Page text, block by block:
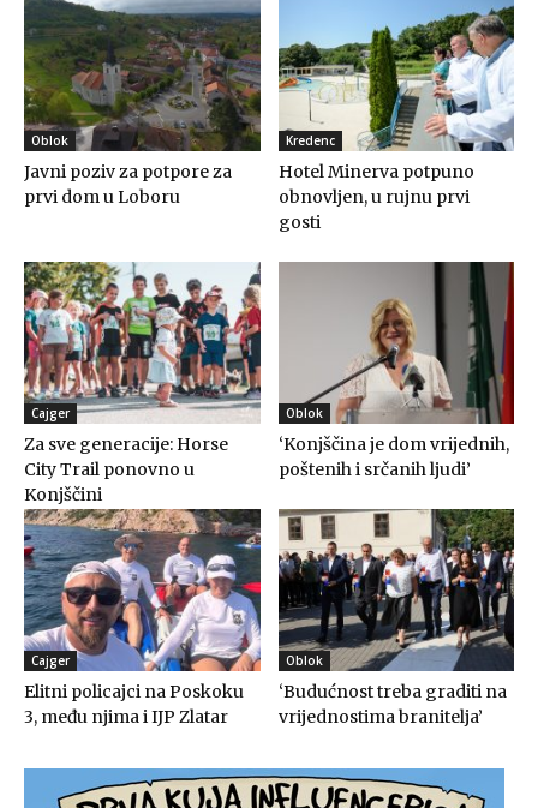
Oblok
Javni poziv za potpore za
prvi dom u Loboru
Kredenc
Hotel Minerva potpuno
obnovljen, u rujnu prvi
gosti
Cajger
Za sve generacije: Horse
City Trail ponovno u
Konjščini
Oblok
‘Konjščina je dom vrijednih,
poštenih i srčanih ljudi’
Cajger
Elitni policajci na Poskoku
3, među njima i IJP Zlatar
Oblok
‘Budućnost treba graditi na
vrijednostima branitelja’